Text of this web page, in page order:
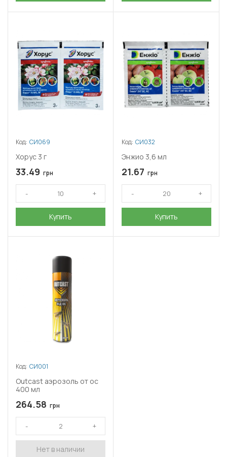
Код: СИ069
Хорус 3 г
33.49 грн
Купить
Код: СИ032
Энжио 3,6 мл
21.67 грн
Купить
Код: СИ001
Outcast аэрозоль от ос
400 мл
264.58 грн
Нет в наличии